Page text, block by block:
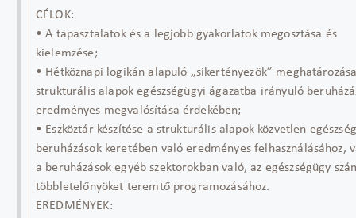
CÉLOK:
• A tapasztalatok és a legjobb gyakorlatok megosztása és
kielemzése;
• Hétköznapi logikán alapuló „sikertényezők”
strukturális alapok egészségügyi ágazatba irányuló
eredményes megvalósítása érdekében;
• Eszköztár készítése a strukturális alapok közvetlen
beruházások keretében való eredményes felhasználásához,
a beruházások egyéb szektorokban való, az egészségügy
többletelőnyöket teremtő programozásához.
EREDMÉNYEK: